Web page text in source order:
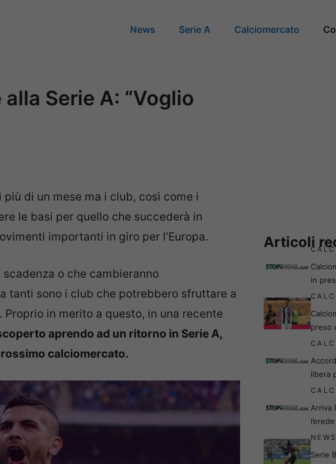
News Serie A Calciomercato
Serie A: “Voglio
di un mese ma i club, così come i
le basi per quello che succederà in
importanti in giro per l’Europa.
o che cambieranno
tanti sono i club che potrebbero sfruttare a
in merito a questo, in una recente
aprendo ad un ritorno in Serie A,
calciomercato.
Articoli
in
preso
libera
Arriva
NEWS
Serie